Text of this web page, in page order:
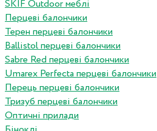
SKIF Outdoor меблі
Перцеві балончики
Терен перцеві балончики
Ballistol перцеві балончики
Sabre Red перцеві балончики
Umarex Perfecta перцеві балончики
Перець перцеві балончики
Тризуб перцеві балончики
Оптичні прилади